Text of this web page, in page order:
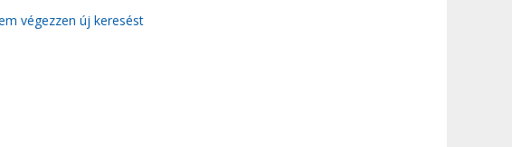
végezzen új keresést